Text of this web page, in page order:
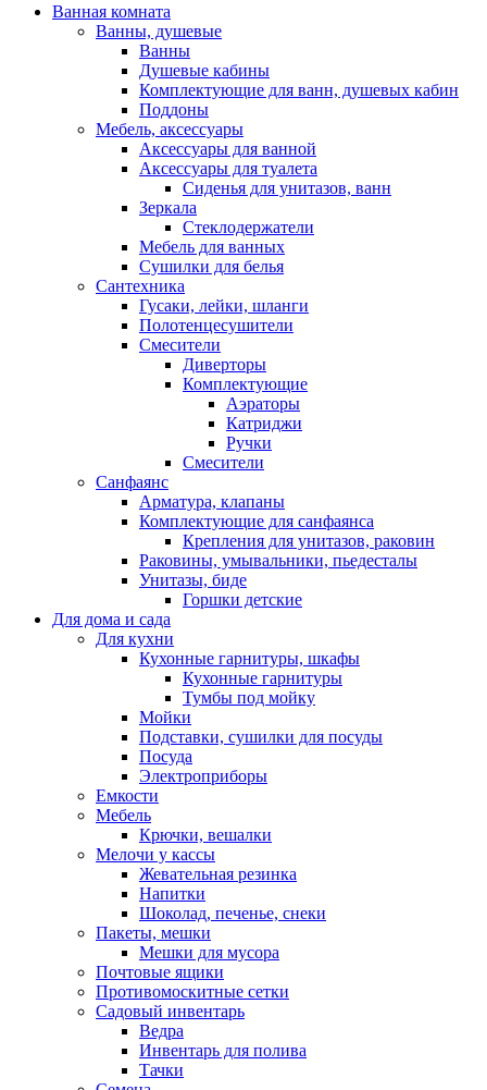
Ванная комната
Ванны, душевые
Ванны
Душевые кабины
Комплектующие для ванн, душевых кабин
Поддоны
Мебель, аксессуары
Аксессуары для ванной
Аксессуары для туалета
Сиденья для унитазов, ванн
Зеркала
Стеклодержатели
Мебель для ванных
Сушилки для белья
Сантехника
Гусаки, лейки, шланги
Полотенцесушители
Смесители
Диверторы
Комплектующие
Аэраторы
Катриджи
Ручки
Смесители
Санфаянс
Арматура, клапаны
Комплектующие для санфаянса
Крепления для унитазов, раковин
Раковины, умывальники, пьедесталы
Унитазы, биде
Горшки детские
Для дома и сада
Для кухни
Кухонные гарнитуры, шкафы
Кухонные гарнитуры
Тумбы под мойку
Мойки
Подставки, сушилки для посуды
Посуда
Электроприборы
Емкости
Мебель
Крючки, вешалки
Мелочи у кассы
Жевательная резинка
Напитки
Шоколад, печенье, снеки
Пакеты, мешки
Мешки для мусора
Почтовые ящики
Противомоскитные сетки
Садовый инвентарь
Ведра
Инвентарь для полива
Тачки